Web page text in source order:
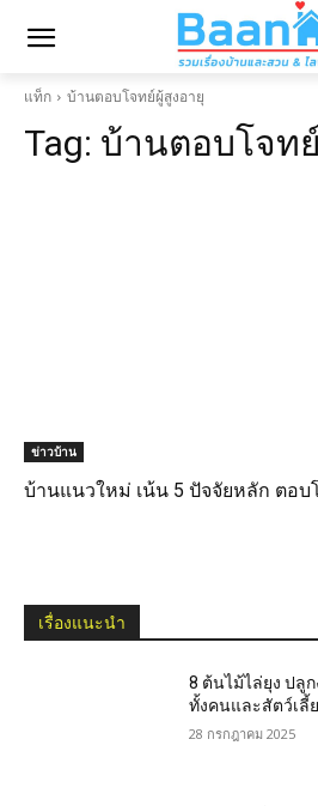
แท็ก บ้านตอบโจทย์ผู้สูงอายุ
Tag: บ้านตอบโจท
ข่าวบ้าน
บ้านแนวใหม่ เน้น 5 ปัจจัยหลัก ตอ
เรื่องแนะนำ
8 ต้นไม้ไล่ยุง ปลู
ทั้งคนและสัตว์เลี้
28 กรกฎาคม 2025